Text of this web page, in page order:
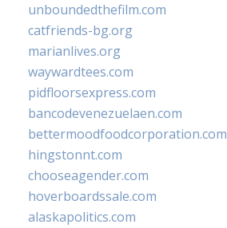
unboundedthefilm.com
catfriends-bg.org
marianlives.org
waywardtees.com
pidfloorsexpress.com
bancodevenezuelaen.com
bettermoodfoodcorporation.com
hingstonnt.com
chooseagender.com
hoverboardssale.com
alaskapolitics.com